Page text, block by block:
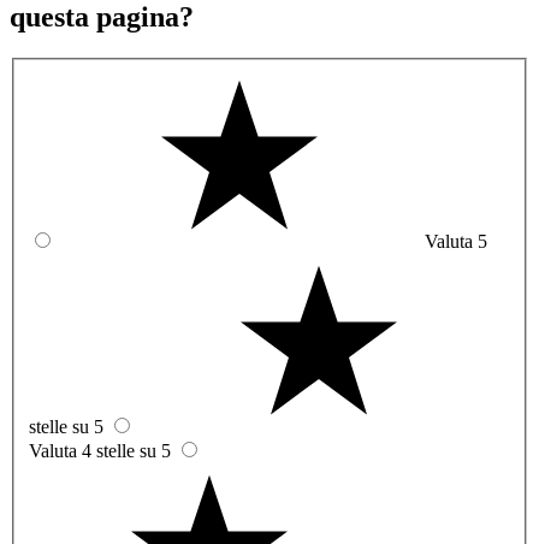
questa pagina?
Valuta 5
stelle su 5
Valuta 4 stelle su 5